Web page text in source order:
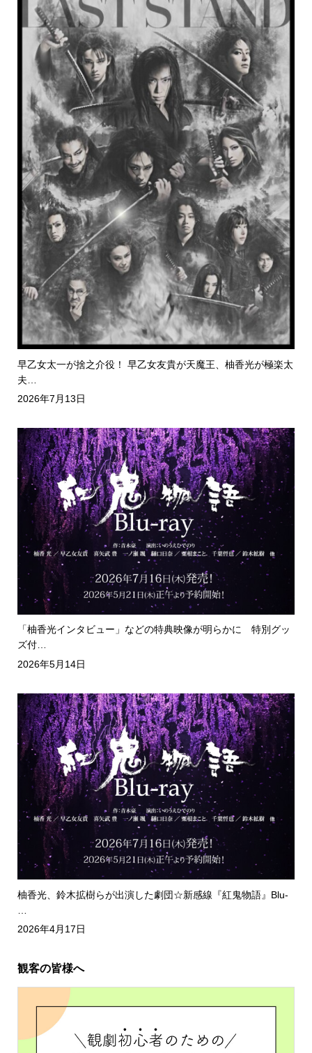
早乙女太一が捨之介役！ 早乙女友貴が天魔王、柚香光が極楽太
夫…
2026年7月13日
「柚香光インタビュー」などの特典映像が明らかに 特別グッ
ズ付…
2026年5月14日
柚香光、鈴木拡樹らが出演した劇団☆新感線『紅鬼物語』Blu-
2026年4月17日
観客の皆様へ